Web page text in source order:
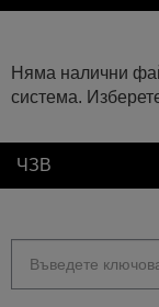
Няма налични
система.
ЧЗВ